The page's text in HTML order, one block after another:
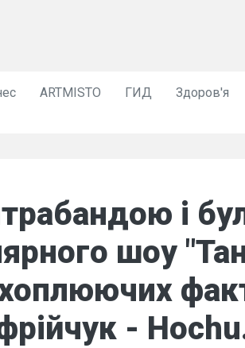
ARTMISTO ГИД Здоров'я
і
шоу
-